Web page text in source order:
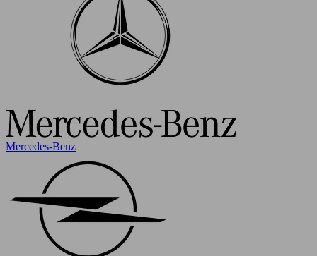
Mercedes-Benz